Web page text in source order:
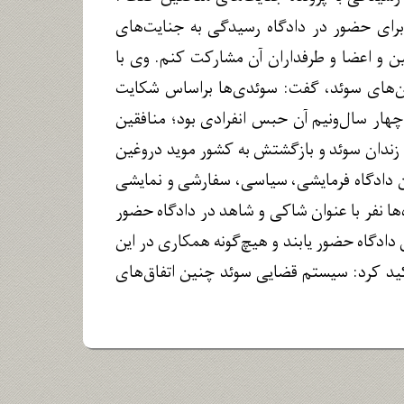
حضور در دادگاه رسیدگی به جنایت‌های
و اعضا و طرفداران آن مشارکت کنم. وی با
سوئد، گفت: سوئدی‌ها براساس شکایت
سال‌ونیم آن حبس انفرادی بود؛ منافقین
زندان سوئد و بازگشتش به کشور موید دروغین
دادگاه فرمایشی، سیاسی، سفارشی و نمایشی
نفر با عنوان شاکی و شاهد در دادگاه حضور
حضور یابند و هیچ‌گونه همکاری در این
کرد: سیستم قضایی سوئد چنین اتفاق‌های